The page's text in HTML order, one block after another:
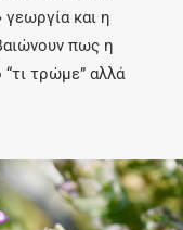
και η
πως η
τρώμε” αλλά